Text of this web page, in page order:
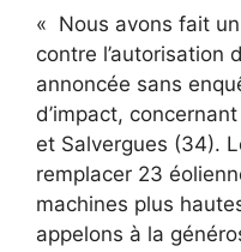
« Nous avons fait
contre l’autorisation
annoncée sans
d’impact,
et Salvergues (34).
remplacer 23
machines plus
appelons à la